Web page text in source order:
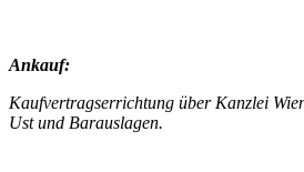
Ankauf:
Kaufvertragserrichtung über Kanzlei
Ust und Barauslagen.